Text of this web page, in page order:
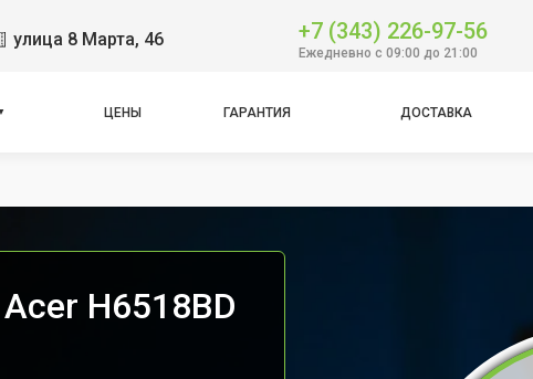
улица 8 Марта, 46 +7 (343) 226-97-56
Ежедневно с 09:00 до 21:00
ЦЕНЫ ГАРАНТИЯ ДОСТАВКА
H6518BD